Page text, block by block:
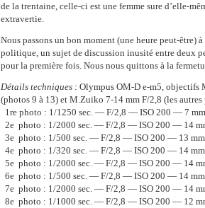
de la trentaine, celle-ci est une femme sure d’elle-
extravertie.
Nous passons un bon moment (une heure peut-être)
politique, un sujet de discussion inusité entre deux
pour la première fois. Nous nous quittons à la
Détails techniques : Olympus OM-D e-m5, objectifs
(photos 9 à 13) et M.Zuiko 7-14 mm F/2,8 (les autres
1re photo : 1/1250 sec. — F/2,8 — ISO 200 — 7 mm
2e photo : 1/2000 sec. — F/2,8 — ISO 200 — 14
3e photo : 1/500 sec. — F/2,8 — ISO 200 — 13 mm
4e photo : 1/320 sec. — F/2,8 — ISO 200 — 14 mm
5e photo : 1/2000 sec. — F/2,8 — ISO 200 — 14
6e photo : 1/500 sec. — F/2,8 — ISO 200 — 14 mm
7e photo : 1/2000 sec. — F/2,8 — ISO 200 — 14
8e photo : 1/1000 sec. — F/2,8 — ISO 200 — 12